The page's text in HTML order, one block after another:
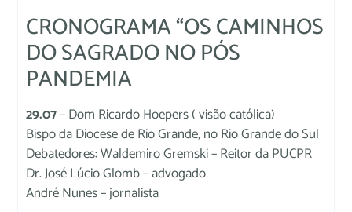
CRONOGRAMA “OS CAMINHOS
DO SAGRADO NO PÓS
PANDEMIA
29.07– Dom Ricardo Hoepers ( visão católica)
Bispo da Diocese de Rio Grande, no Rio Grande do Sul
Debatedores: Waldemiro Gremski – Reitor da PUCPR
Dr. José Lúcio Glomb – advogado
André Nunes – jornalista